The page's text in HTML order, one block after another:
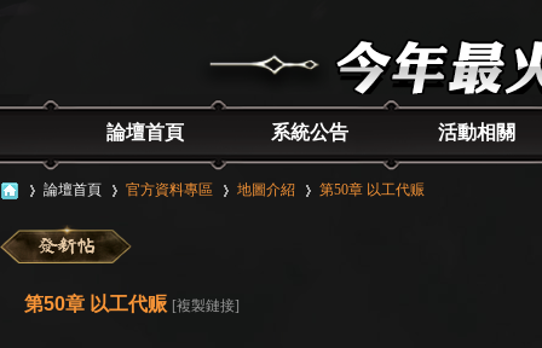
論壇首頁 系統公告 活動相關
»
論壇首頁
›
官方資料專區 地圖介紹 第50章 以工代赈
第50章 以工代赈 [複製鏈接]